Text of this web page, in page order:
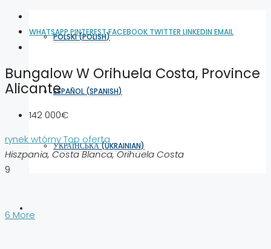
POLSKI(POLISH)
ESPAÑOL (SPANISH)
УКРАЇНСЬКА(UKRAINIAN)
WHATSAPPPINTERESTFACEBOOK TWITTER LINKEDIN EMAIL
Bungalow W Orihuela Costa, Province
Alicante
142 000€
rynek wtórnyTop oferta
Hiszpania, Costa Blanca, Orihuela Costa
9
6 More